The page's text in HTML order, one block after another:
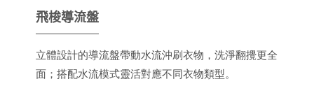
飛梭導流盤
立體設計的導流盤帶動水流沖刷衣物，洗淨翻攪更全
面；搭配水流模式靈活對應不同衣物類型。